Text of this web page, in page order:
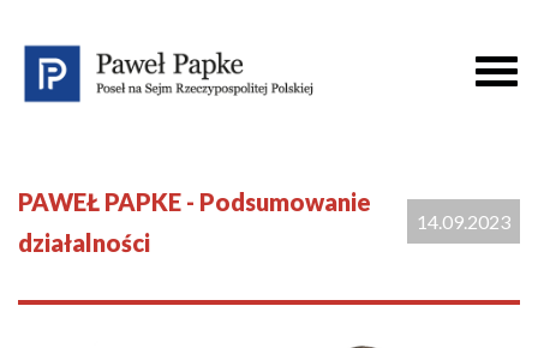
PAWEŁ PAPKE - Podsumowanie
działalności
14.09.2023